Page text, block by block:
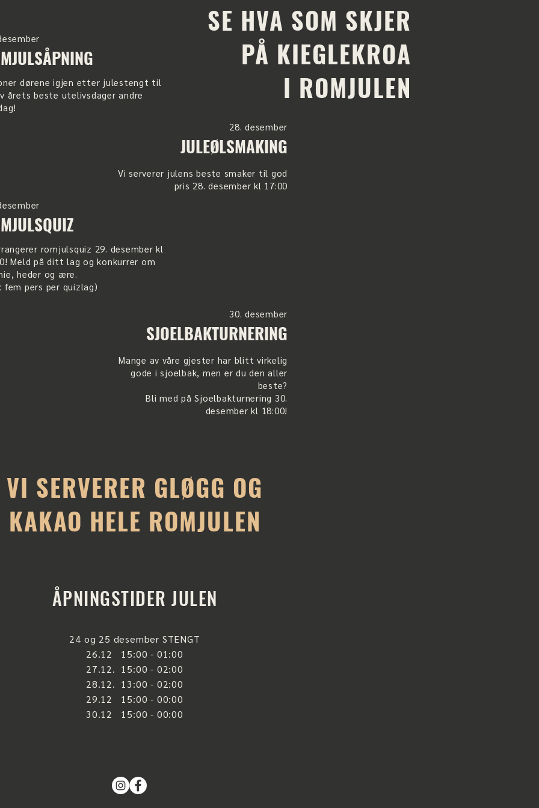
dørene igjen etter julestengt til
årets beste utelivsdager andre
SE HVA SOM SKJER
PÅ KIEGLEKROA
I ROMJULEN
28. desember
JULEØLSMAKING
Vi serverer julens beste smaker til god
pris 28. desember kl 17:00
romjulsquiz 29. desember kl
Meld på ditt lag og konkurrer om
heder og ære.
fem pers per quizlag)
30. desember
SJOELBAKTURNERING
Mange av våre gjester har blitt virkelig
gode i sjoelbak, men er du den aller
beste?
Bli med på Sjoelbakturnering 30.
desember kl 18:00!
VI SERVERER GLØGG OG
KAKAO HELE ROMJULEN
ÅPNINGSTIDER JULEN
24 og 25 desember STENGT
26.12 15:00 - 01:00
27.12. 15:00 - 02:00
28.12. 13:00 - 02:00
29.12 15:00 - 00:00
30.12 15:00 - 00:00